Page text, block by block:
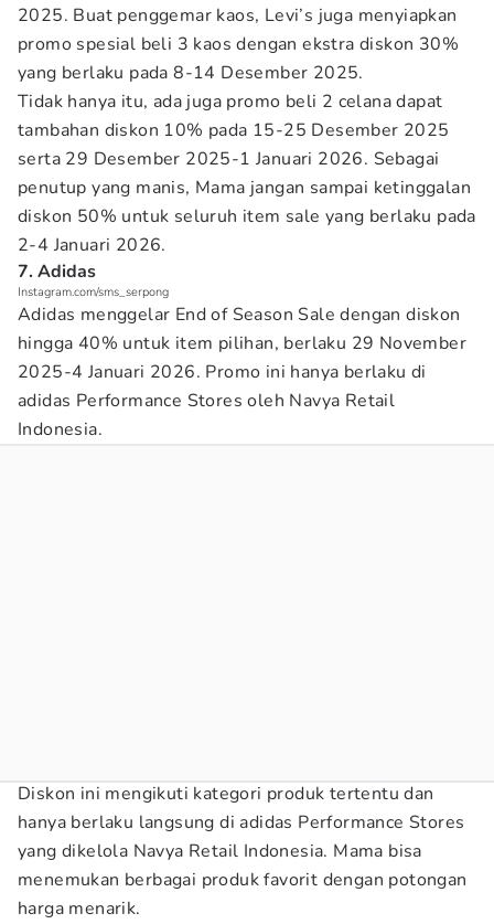
2025. Buat penggemar kaos, Levi’s juga menyiapkan
promo spesial beli 3 kaos dengan ekstra diskon 30%
yang berlaku pada 8-14 Desember 2025.
Tidak hanya itu, ada juga promo beli 2 celana dapat
tambahan diskon 10% pada 15-25 Desember 2025
serta 29 Desember 2025-1 Januari 2026. Sebagai
penutup yang manis, Mama jangan sampai ketinggalan
diskon 50% untuk seluruh item sale yang berlaku pada
2-4 Januari 2026.
7. Adidas
Instagram.com/sms_serpong
Adidas menggelar End of Season Sale dengan diskon
hingga 40% untuk item pilihan, berlaku 29 November
2025-4 Januari 2026. Promo ini hanya berlaku di
adidas Performance Stores oleh Navya Retail
Indonesia.
Diskon ini mengikuti kategori produk tertentu dan
hanya berlaku langsung di adidas Performance Stores
yang dikelola Navya Retail Indonesia. Mama bisa
menemukan berbagai produk favorit dengan potongan
harga menarik.